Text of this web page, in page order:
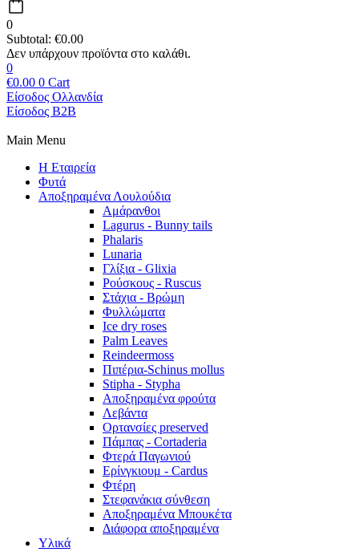
0
Subtotal: €0.00
0
€0.00 0 Cart
Είσοδος Ολλανδία
Είσοδος B2B
Main Menu
Η Εταιρεία
Φυτά
Αποξηραμένα Λουλούδια
Αμάρανθοι
Lagurus - Bunny tails
Phalaris
Lunaria
Γλίξια - Glixia
Ρούσκους - Ruscus
Στάχια - Βρώμη
Φυλλώματα
Ice dry roses
Palm Leaves
Reindeermoss
Πιπέρια-Schinus mollus
Stipha - Stypha
Αποξηραμένα φρούτα
Λεβάντα
Ορτανσίες preserved
Πάμπας - Cortaderia
Φτερά Παγωνιού
Ερίνγκιουμ - Cardus
Φτέρη
Στεφανάκια σύνθεση
Αποξηραμένα Μπουκέτα
Διάφορα αποξηραμένα
Υλικά